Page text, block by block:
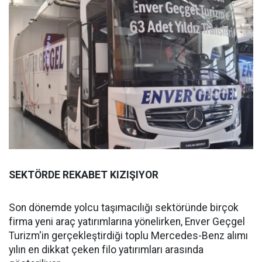
SEKTÖRDE REKABET KIZIŞIYOR
Son dönemde yolcu taşımacılığı sektöründe birçok
firma yeni araç yatırımlarına yönelirken, Enver Geçgel
Turizm'in gerçekleştirdiği toplu Mercedes-Benz alımı
yılın en dikkat çeken filo yatırımları arasında